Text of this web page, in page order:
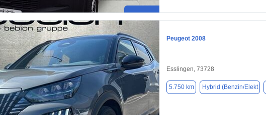
Peugeot 2008
Esslingen, 73728
5.750 km Hybrid (Benzin/Elekt